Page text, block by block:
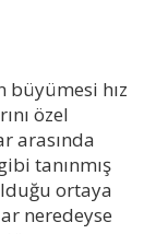
büyümesi hız
özel
arasında
tanınmış
ortaya
neredeyse